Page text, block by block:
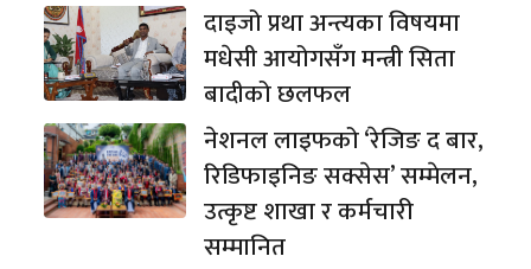
दाइजो प्रथा अन्त्यका विषयमा
मधेसी आयोगसँग मन्त्री सिता
बादीको छलफल
नेशनल लाइफको ‘रेजिङ द बार,
रिडिफाइनिङ सक्सेस’ सम्मेलन,
उत्कृष्ट शाखा र कर्मचारी
सम्मानित